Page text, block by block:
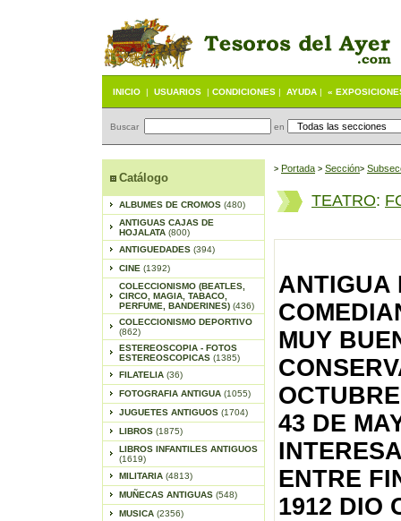
INICIO | USUARIOS | CONDICIONES | AYUDA | «
Buscar en
Catálogo
ALBUMES DE CROMOS (480)
ANTIGUAS CAJAS DE
HOJALATA (800)
ANTIGUEDADES (394)
CINE (1392)
COLECCIONISMO (BEATLES,
CIRCO, MAGIA, TABACO,
PERFUME, BANDERINES) (436)
COLECCIONISMO DEPORTIVO
(862)
ESTEREOSCOPIA - FOTOS
ESTEREOSCOPICAS (1385)
FILATELIA (36)
FOTOGRAFIA ANTIGUA (1055)
JUGUETES ANTIGUOS (1704)
LIBROS (1875)
LIBROS INFANTILES ANTIGUOS
(1619)
MILITARIA (4813)
MUÑECAS ANTIGUAS (548)
MUSICA (2356)
> Portada > Sección>
TEATRO:
ANTIGUA
MUY
43 DE
ENTRE
1912 DIO